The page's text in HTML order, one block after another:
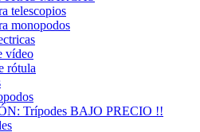
telescopios
monopodos
vídeo
rótula
Trípodes BAJO PRECIO !!